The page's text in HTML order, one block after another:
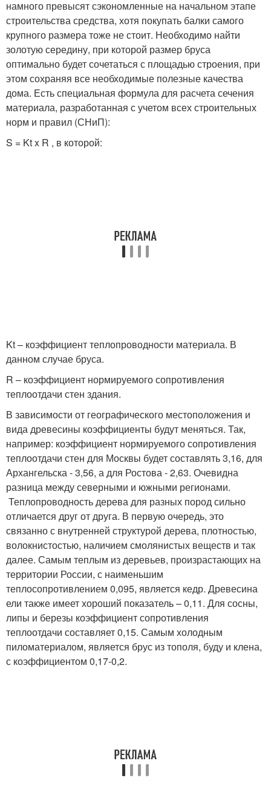
намного превысят сэкономленные на начальном этапе
строительства средства, хотя покупать балки самого
крупного размера тоже не стоит. Необходимо найти
золотую середину, при которой размер бруса
оптимально будет сочетаться с площадью строения, при
этом сохраняя все необходимые полезные качества
дома. Есть специальная формула для расчета сечения
материала, разработанная с учетом всех строительных
норм и правил (СНиП):
S = Kt x R , в которой:
Kt – коэффициент теплопроводности материала. В
данном случае бруса.
R – коэффициент нормируемого сопротивления
теплоотдачи стен здания.
В зависимости от географического местоположения и
вида древесины коэффициенты будут меняться. Так,
например: коэффициент нормируемого сопротивления
теплоотдачи стен для Москвы будет составлять 3,16, для
Архангельска - 3,56, а для Ростова - 2,63. Очевидна
разница между северными и южными регионами.
Теплопроводность дерева для разных пород сильно
отличается друг от друга. В первую очередь, это
связанно с внутренней структурой дерева, плотностью,
волокнистостью, наличием смолянистых веществ и так
далее. Самым теплым из деревьев, произрастающих на
территории России, с наименьшим
теплосопротивлением 0,095, является кедр. Древесина
ели также имеет хороший показатель – 0,11. Для сосны,
липы и березы коэффициент сопротивления
теплоотдачи составляет 0,15. Самым холодным
пиломатериалом, является брус из тополя, буду и клена,
с коэффициентом 0,17-0,2.